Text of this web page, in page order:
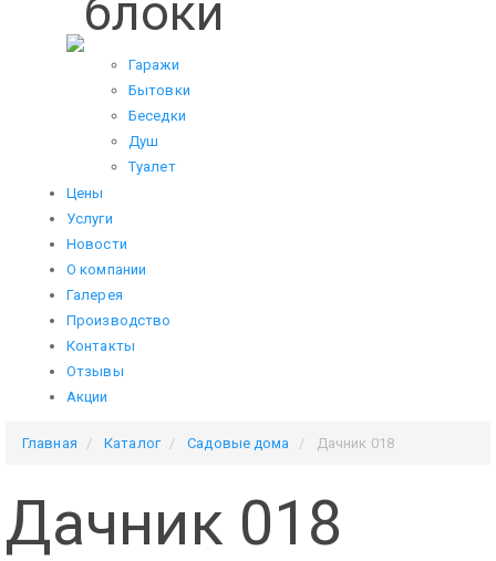
блоки
Гаражи
Бытовки
Беседки
Душ
Туалет
Цены
Услуги
Новости
О компании
Галерея
Производство
Контакты
Отзывы
Акции
Главная Каталог Садовые дома Дачник 018
Дачник 018